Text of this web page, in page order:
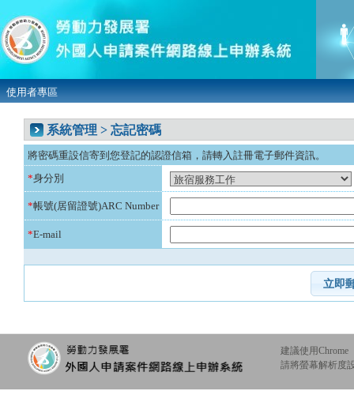
使用者專區
系統管理 > 忘記密碼
將密碼重設信寄到您登記的認證信箱，請轉入註冊電子郵件資訊。
*身分別
*帳號(居留證號)ARC Number
*E-mail
建議使用Chrome
請將螢幕解析度